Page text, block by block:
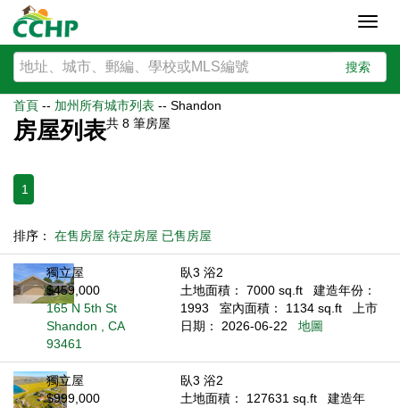
搜索
首頁 -- 加州所有城市列表 -- Shandon
房屋列表共 8 筆房屋
1
排序： 在售房屋 待定房屋 已售房屋
獨立屋
$459,000
165 N 5th St
Shandon , CA
93461
臥3 浴2
土地面積： 7000 sq.ft
建造年份：
1993
室內面積： 1134 sq.ft
上市
日期： 2026-06-22
地圖
獨立屋
$999,000
臥3 浴2
土地面積： 127631 sq.ft
建造年